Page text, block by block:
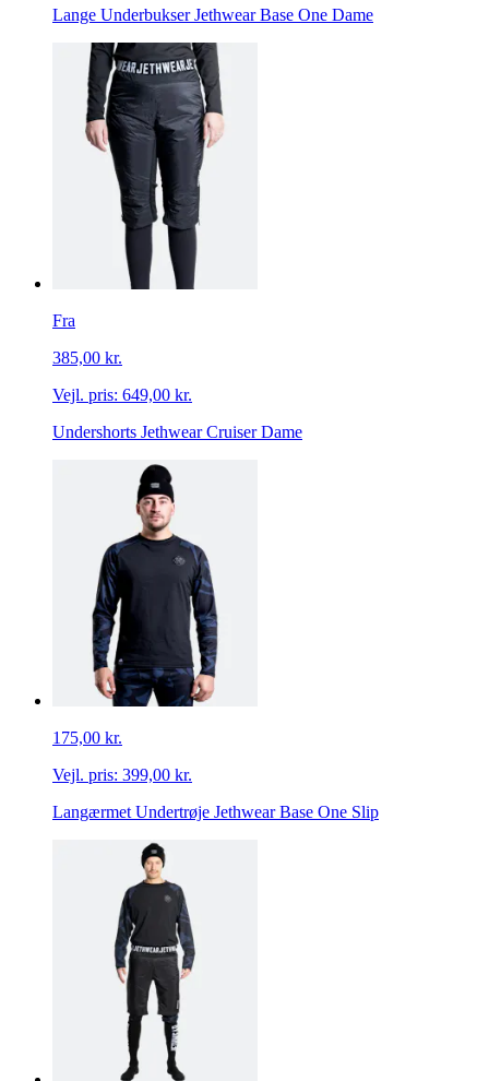
Lange Underbukser Jethwear Base One Dame
Fra
385,00 kr.
Vejl. pris: 649,00 kr.
Undershorts Jethwear Cruiser Dame
175,00 kr.
Vejl. pris: 399,00 kr.
Langærmet Undertrøje Jethwear Base One Slip